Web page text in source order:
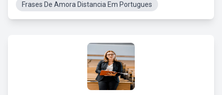
Frases De Amora Distancia Em Portugues